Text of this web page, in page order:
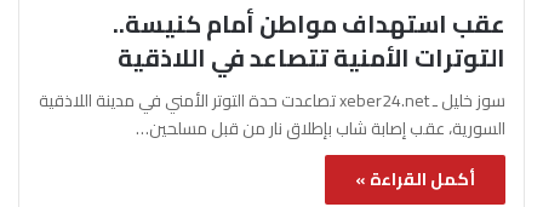
عقب استهداف مواطن أمام كنيسة..
التوترات الأمنية تتصاعد في اللاذقية
سوز خليل ـ xeber24.net تصاعدت حدة التوتر الأمني في مدينة اللاذقية
السورية، عقب إصابة شاب بإطلاق نار من قبل مسلحين…
أكمل القراءة »